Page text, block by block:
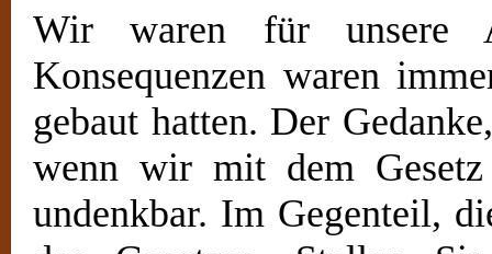
Wir waren für unsere
Konsequenzen waren
gebaut hatten. Der
wenn wir mit dem
undenkbar. Im Gegenteil,